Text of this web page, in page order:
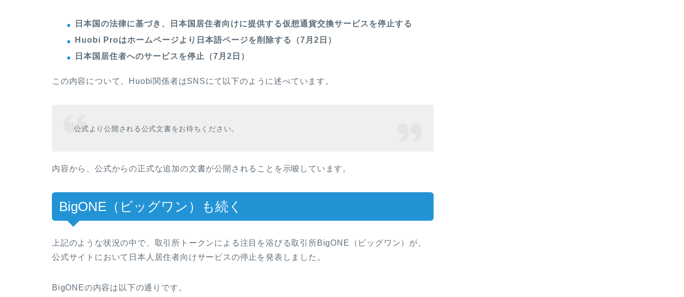
日本国の法律に基づき、日本国居住者向けに提供する仮想通貨交換サービスを停止する
Huobi Proはホームページより日本語ページを削除する（7月2日）
日本国居住者へのサービスを停止（7月2日）
この内容について、Huobi関係者はSNSにて以下のように述べています。
公式より公開される公式文書をお待ちください。
内容から、公式からの正式な追加の文書が公開されることを示唆しています。
BigONE（ビッグワン）も続く
上記のような状況の中で、取引所トークンによる注目を浴びる取引所BigONE（ビッグワン）が、
公式サイトにおいて日本人居住者向けサービスの停止を発表しました。
BigONEの内容は以下の通りです。